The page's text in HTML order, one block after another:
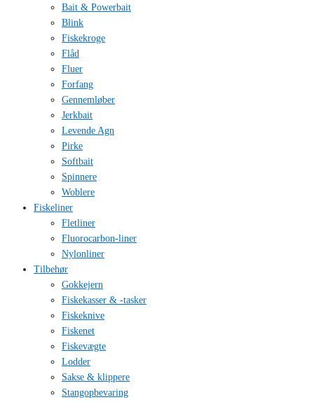
Bait & Powerbait
Blink
Fiskekroge
Flåd
Fluer
Forfang
Gennemløber
Jerkbait
Levende Agn
Pirke
Softbait
Spinnere
Woblere
Fiskeliner
Fletliner
Fluorocarbon-liner
Nylonliner
Tilbehør
Gokkejern
Fiskekasser & -tasker
Fiskeknive
Fiskenet
Fiskevægte
Lodder
Sakse & klippere
Stangopbevaring